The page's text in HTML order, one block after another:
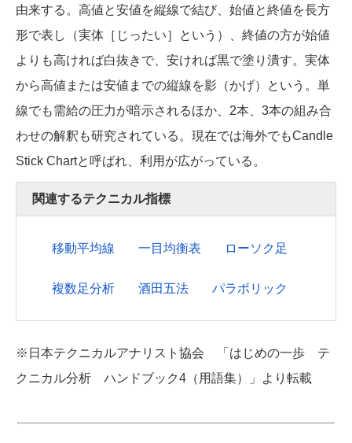
由来する。高値と安値を縦線で結び、始値と終値を長方
形で表し（実体［じったい］という）、終値の方が始値
よりも高ければ白抜きで、安ければ黒で塗り潰す。実体
から高値または安値までの縦線を影（かげ）という。単
線でも需給の圧力が暗示されるほか、2本、3本の組み合
わせの解釈も研究されている。現在では海外でもCandle
Stick Chartと呼ばれ、利用が広がっている。
関連するテクニカル指標
移動平均線 一目均衡表 ローソク足
複数足分析 酒田五法 パラボリック
※日本テクニカルアナリスト協会 「はじめの一歩 テ
クニカル分析 ハンドブック4（用語集）」より転載